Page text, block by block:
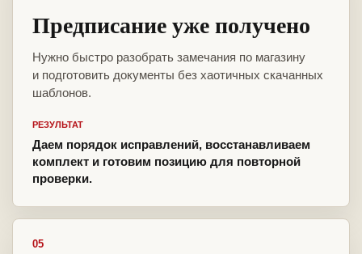
Предписание уже получено
Нужно быстро разобрать замечания по магазину
и подготовить документы без хаотичных скачанных
шаблонов.
РЕЗУЛЬТАТ
Даем порядок исправлений, восстанавливаем
комплект и готовим позицию для повторной
проверки.
05